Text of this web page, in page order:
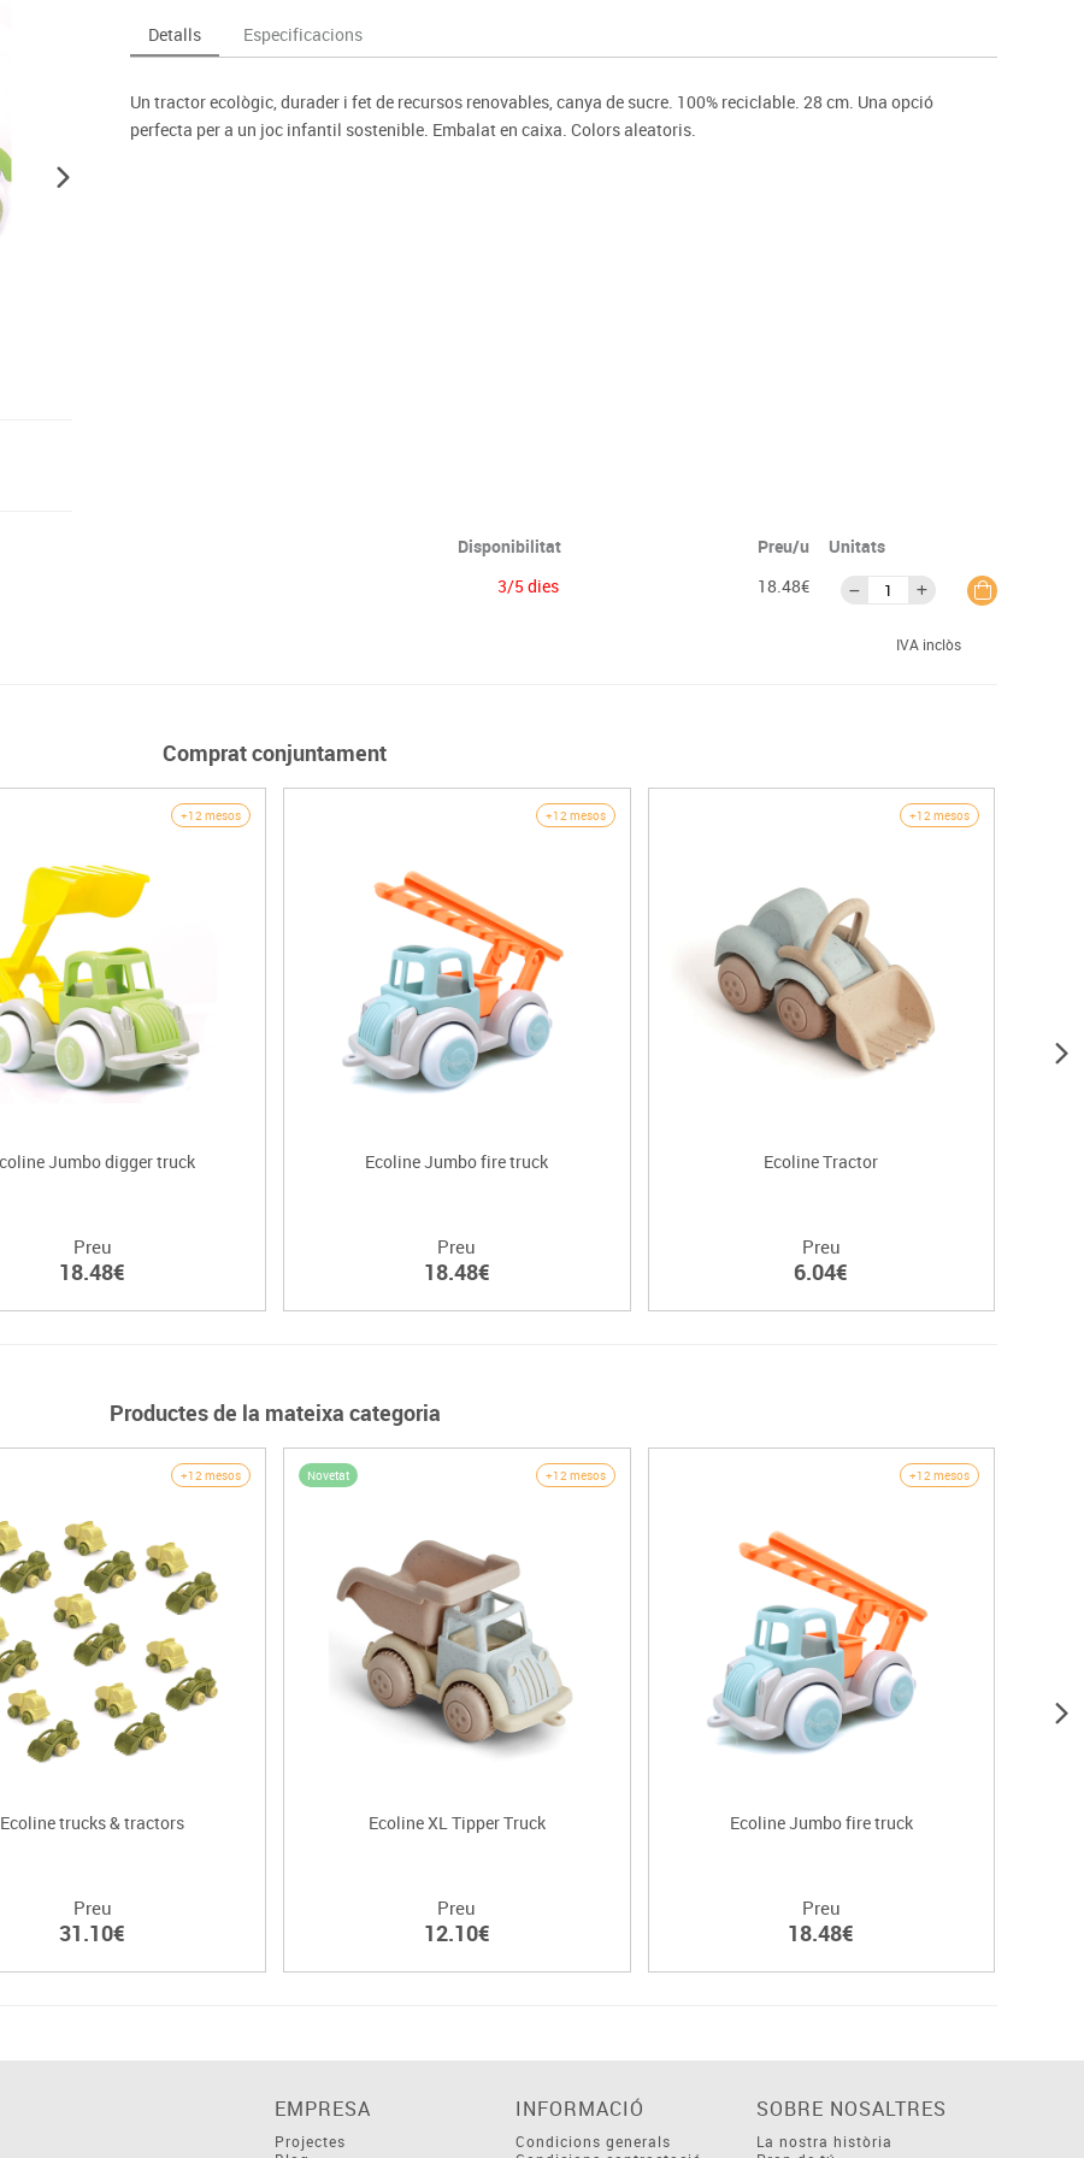
Videoprojecció
Taules escolars, abatibles i polivalents
Penjadors, prestatges i taquilles
Entrenament
Foam
Esports raqueta
Gimnàstica rítmica
Detalls Especificacions
Un tractor ecològic, durader i fet de recursos renovables, canya de sucre. 100% reciclable. 28 cm. Una opció
perfecta per a un joc infantil sostenible. Embalat en caixa. Colors aleatoris.
Disponibilitat Preu/u
Unitats
3/5 dies 18.48€
IVA inclòs
Comprat conjuntament
+12 mesos
Jumbo digger truck
Preu
18.48€
+12 mesos
Ecoline Jumbo fire truck
Preu
18.48€
+12 mesos
Ecoline Tractor
Preu
6.04€
Productes de la mateixa categoria
+12 mesos
Ecoline trucks & tractors
Preu
31.10€
Novetat +12 mesos
Ecoline XL Tipper Truck
Preu
12.10€
+12 mesos
Ecoline Jumbo fire truck
Preu
18.48€
EMPRESA
Projectes
INFORMACIÓ
Condicions generals
SOBRE NOSALTRES
La nostra història